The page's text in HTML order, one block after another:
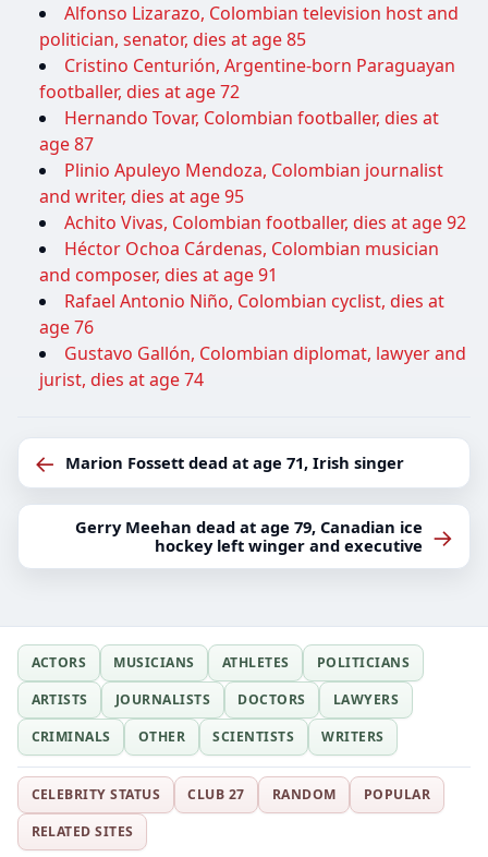
Alfonso Lizarazo, Colombian television host and
politician, senator, dies at age 85
Cristino Centurión, Argentine-born Paraguayan
footballer, dies at age 72
Hernando Tovar, Colombian footballer, dies at
age 87
Plinio Apuleyo Mendoza, Colombian journalist
and writer, dies at age 95
Achito Vivas, Colombian footballer, dies at age 92
Héctor Ochoa Cárdenas, Colombian musician
and composer, dies at age 91
Rafael Antonio Niño, Colombian cyclist, dies at
age 76
Gustavo Gallón, Colombian diplomat, lawyer and
jurist, dies at age 74
← Marion Fossett dead at age 71, Irish singer
Gerry Meehan dead at age 79, Canadian ice
hockey left winger and executive →
ACTORS MUSICIANS ATHLETES
POLITICIANS
ARTISTS
JOURNALISTS DOCTORS
LAWYERS
CRIMINALS
OTHER SCIENTISTS WRITERS
CELEBRITY STATUS CLUB 27 RANDOM
POPULAR
RELATED SITES